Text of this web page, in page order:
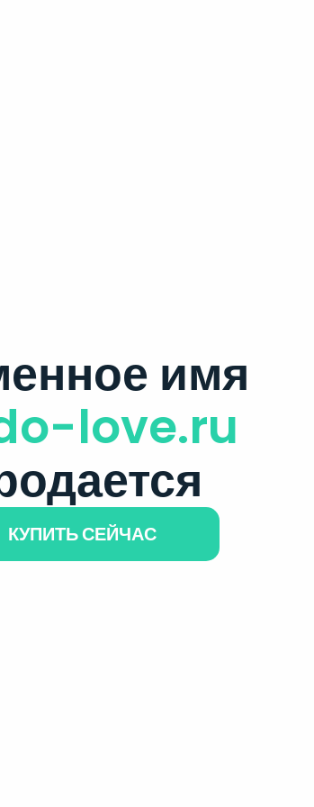
имя
love.ru
КУПИТЬ СЕЙЧАС